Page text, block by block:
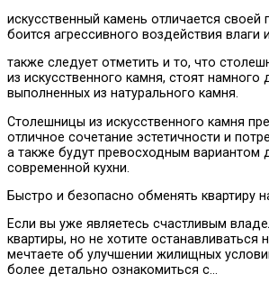
искусственный камень отличается своей
боится агрессивного воздействия влаги
также следует отметить и то, что
из искусственного камня, стоят намного
выполненных из натурального камня.
Столешницы из искусственного камня
отличное сочетание эстетичности и
а также будут превосходным вариантом
современной кухни.
Быстро и безопасно обменять квартиру
Если вы уже являетесь счастливым
квартиры, но не хотите останавливаться
мечтаете об улучшении жилищных
более детально ознакомиться с…